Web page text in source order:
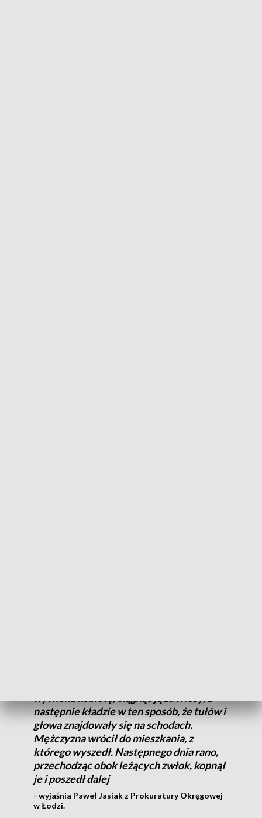
wywleka kobietę, ciągnąc ją za włosy, a
następnie kładzie w ten sposób, że tułów i
głowa znajdowały się na schodach.
Mężczyzna wrócił do mieszkania, z
którego wyszedł. Następnego dnia rano,
przechodząc obok leżących zwłok, kopnął
je i poszedł dalej
- wyjaśnia Paweł Jasiak z Prokuratury Okręgowej
w Łodzi.